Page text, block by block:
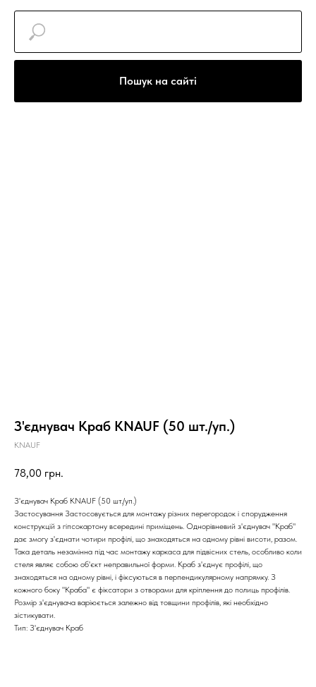
Пошук на сайті
З'єднувач Краб КNAUF (50 шт./уп.)
КNAUF
78,00 грн.
З'єднувач Краб КNAUF (50 шт./уп.)
Застосування Застосовується для монтажу різних перегородок і спорудження
конструкцій з гіпсокартону всередині приміщень. Однорівневий з'єднувач "Краб"
дає змогу з'єднати чотири профілі, що знаходяться на одному рівні висоти, разом.
Така деталь незамінна під час монтажу каркаса для підвісних стель, особливо коли
стеля являє собою об'єкт неправильної форми. Краб з'єднує профілі, що
знаходяться на одному рівні, і фіксуються в перпендикулярному напрямку. З
кожного боку "Краба" є фіксатори з отворами для кріплення до полиць профілів.
Розмір з'єднувача варіюється залежно від товщини профілів, які необхідно
зістикувати.
Тип: З'єднувач Краб